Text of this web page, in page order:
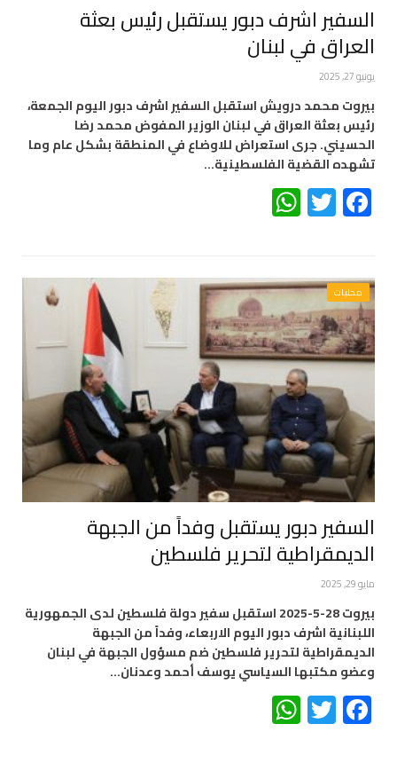
السفير اشرف دبور يستقبل رئيس بعثة
العراق في لبنان
يونيو 27, 2025
بيروت محمد درويش استقبل السفير اشرف دبور اليوم الجمعة،
رئيس بعثة العراق في لبنان الوزير المفوض محمد رضا
الحسيني. جرى استعراض للاوضاع في المنطقة بشكل عام وما
تشهده القضية الفلسطينية…
Facebook
Twitter
محليات
السفير دبور يستقبل وفداً من الجبهة
الديمقراطية لتحرير فلسطين
مايو 29, 2025
بيروت 28-5-2025 استقبل سفير دولة فلسطين لدى الجمهورية
اللبنانية اشرف دبور اليوم الاربعاء، وفداً من الجبهة
الديمقراطية لتحرير فلسطين ضم مسؤول الجبهة في لبنان
وعضو مكتبها السياسي يوسف أحمد وعدنان…
Facebook
Twitter